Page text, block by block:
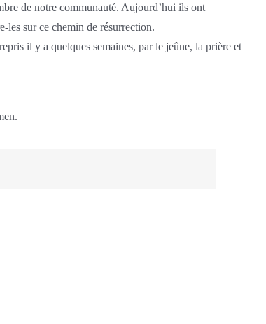
de notre communauté. Aujourd’hui ils ont
les sur ce chemin de résurrection.
il y a quelques semaines, par le jeûne, la prière et